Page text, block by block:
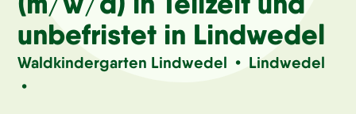
Über uns
Kindergärten
unbefristet in Lindwedel
Waldkindergarten Lindwedel • Lindwedel
•